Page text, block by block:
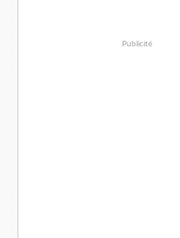
Publicité